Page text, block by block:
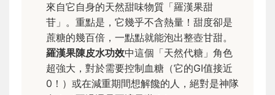
來自它自身的天然甜味物質「羅漢果甜
苷」。重點是，它幾乎不含熱量！甜度卻是
蔗糖的幾百倍，一點點就能泡出整壺甘甜。
羅漢果陳皮水功效中這個「天然代糖」角色
超強大，對於需要控制血糖（它的GI值接近
0！）或在減重期間想解饞的人，絕對是神隊